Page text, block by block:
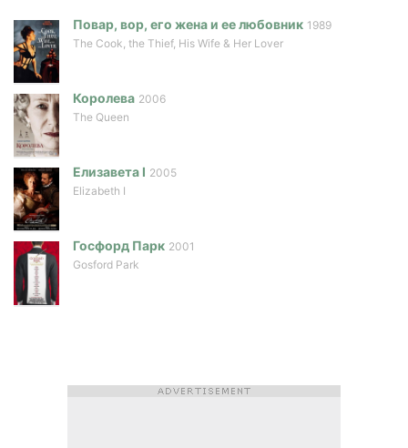
Повар, вор, его жена и ее любовник 1989
The Cook, the Thief, His Wife & Her Lover
Королева 2006
The Queen
Елизавета I 2005
Elizabeth I
Госфорд Парк 2001
Gosford Park